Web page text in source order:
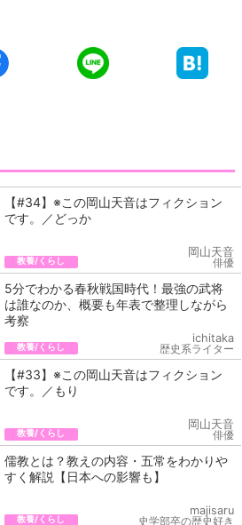
【#34】※この岡山天音はフィクション
です。／どっか
教養/くらし
岡山天音
俳優
5分でわかる春秋戦国時代！最強の武将
は誰なのか、概要も年表で整理しながら
考察
教養/くらし
ichitaka
歴史系ライター
【#33】※この岡山天音はフィクション
です。／もり
教養/くらし
岡山天音
俳優
儒教とは？教えの内容・五常をわかりや
すく解説【日本への影響も】
教養/くらし
majisaru
史学部卒の歴史好き